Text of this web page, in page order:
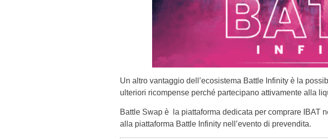
Italy
Un altro vantaggio dell’ecosistema Battle Infinity è la
ulteriori ricompense perché partecipano attivamente alla
Battle Swap è la piattaforma dedicata per comprare IBAT
alla piattaforma Battle Infinity nell’evento di prevendita.